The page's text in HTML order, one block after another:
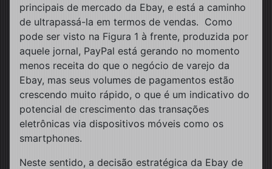
principais de mercado da Ebay, e está a caminho
de ultrapassá-la em termos de vendas. Como
pode ser visto na Figura 1 à frente, produzida por
aquele jornal, PayPal está gerando no momento
menos receita do que o negócio de varejo da
Ebay, mas seus volumes de pagamentos estão
crescendo muito rápido, o que é um indicativo do
potencial de crescimento das transações
eletrônicas via dispositivos móveis como os
smartphones.
Neste sentido, a decisão estratégica da Ebay de